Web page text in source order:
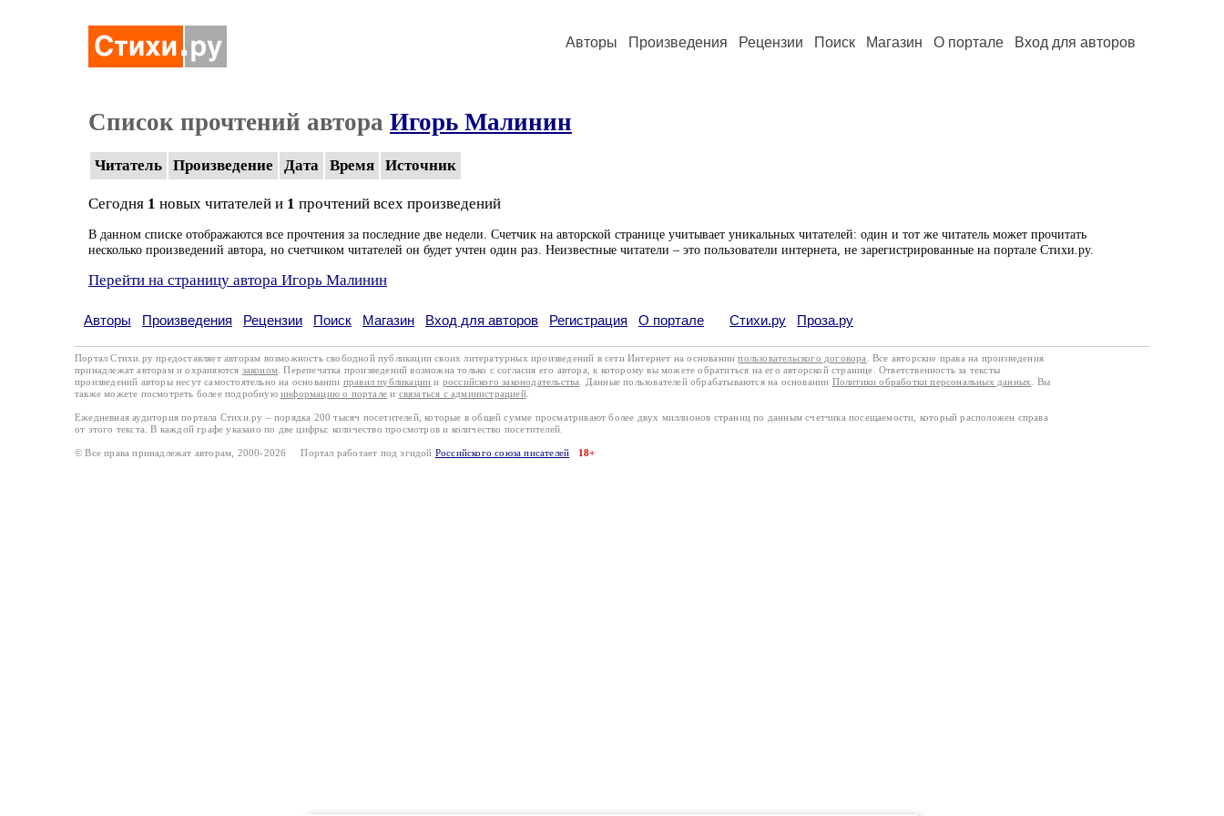
Авторы Произведения Рецензии Поиск Магазин О портале Вход для авторов
Список прочтений автора Игорь Малинин
Читатель Произведение Дата Время Источник
Сегодня 1 новых читателей и 1 прочтений всех произведений
В данном списке отображаются все прочтения за последние две недели. Счетчик на авторской странице учитывает уникальных читателей: один и тот же читатель может прочитать
несколько произведений автора, но счетчиком читателей он будет учтен один раз. Неизвестные читатели – это пользователи интернета, не зарегистрированные на портале Стихи.ру.
Перейти на страницу автора Игорь Малинин
Авторы Произведения Рецензии Поиск Магазин Вход для авторов Регистрация О портале Стихи.ру Проза.ру
Портал Стихи.ру предоставляет авторам возможность свободной публикации своих литературных произведений в сети Интернет на основаниипользовательского договора
. Все авторские права на произведения
принадлежат авторам и охраняются законом . Перепечатка произведений возможна только с согласия его автора, к которому вы можете обратиться на его авторской странице. Ответственность за тексты
произведений авторы несут самостоятельно на основании правил публикации и российского законодательства . Данные пользователей обрабатываются на основании Политики обработки персональных данных
. Вы
также можете посмотреть более подробную информацию о портале и связаться с администрацией.
Ежедневная аудитория портала Стихи.ру – порядка 200 тысяч посетителей, которые в общей сумме просматривают более двух миллионов страниц по данным счетчика посещаемости, который расположен справа
от этого текста. В каждой графе указано по две цифры: количество просмотров и количество посетителей.
© Все права принадлежат авторам, 2000-2026 Портал работает под эгидой Российского союза писателей 18+